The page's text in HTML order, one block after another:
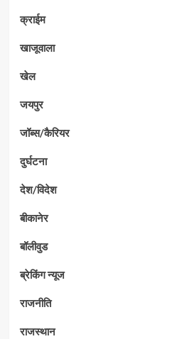
क्राईम
खाजूवाला
खेल
जयपुर
जॉब्स/कैरियर
दुर्घटना
देश/विदेश
बीकानेर
बॉलीवुड
ब्रेकिंग न्यूज
राजनीति
राजस्थान